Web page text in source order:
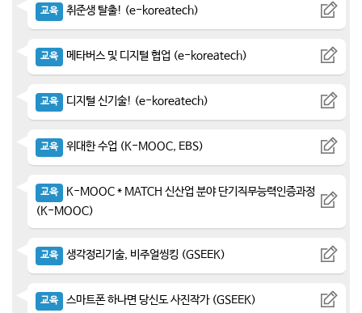
교육 취준생 탈출! (e-koreatech)
교육 메타버스 및 디지털 협업 (e-koreatech)
교육 디지털 신기술! (e-koreatech)
교육 위대한 수업 (K-MOOC, EBS)
교육
K-MOOC * MATCH 신산업 분야 단기직무능력인증과정
(K-MOOC)
교육 생각정리기술, 비주얼씽킹 (GSEEK)
교육 스마트폰 하나면 당신도 사진작가 (GSEEK)